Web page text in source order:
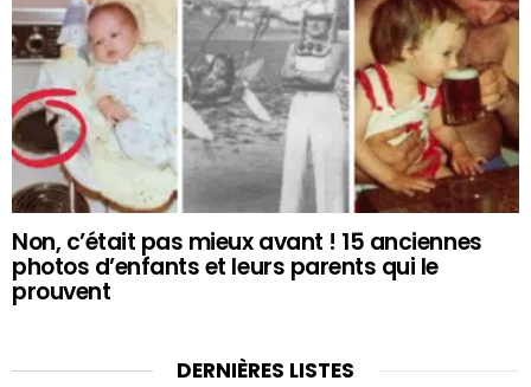
Non, c’était pas mieux avant ! 15 anciennes
photos d’enfants et leurs parents qui le
prouvent
DERNIÈRES LISTES